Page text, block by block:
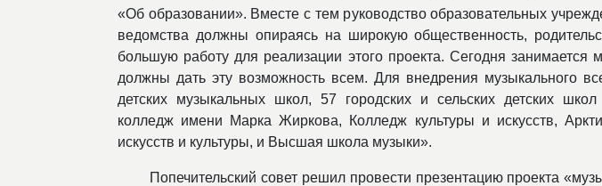
«Об образовании». Вместе с тем руководство образовательных
ведомства должны опираясь на широкую общественность,
большую работу для реализации этого проекта. Сегодня
должны дать эту возможность всем. Для внедрения музыкального
детских музыкальных школ, 57 городских и сельских детских школ
колледж имени Марка Жиркова, Колледж культуры и искусств,
искусств и культуры, и Высшая школа музыки».
Попечительский совет решил провести презентацию проекта